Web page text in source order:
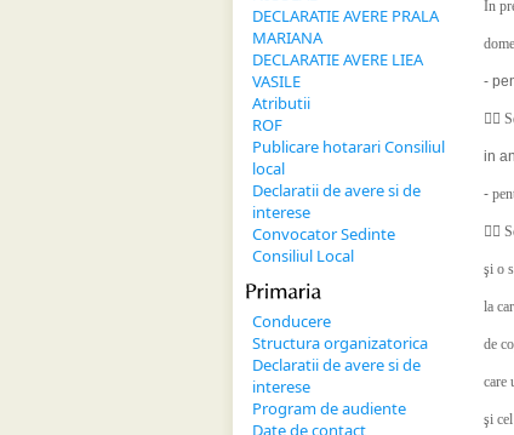
DECLARATIE AVERE PRALA
MARIANA
DECLARATIE AVERE LIEA
VASILE
Atributii
ROF
Publicare hotarari Consiliul
local
Declaratii de avere si de
interese
Convocator Sedinte
Consiliul Local
Primaria
Conducere
Structura organizatorica
Declaratii de avere si de
interese
Program de audiente
Date de contact
În
-

in
-
 S
şi o
la
de
care
şi